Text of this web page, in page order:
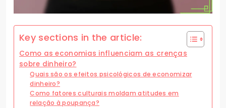
Key sections in the article:
Como as economias influenciam as crenças
sobre dinheiro?
Quais são os efeitos psicológicos de economizar
dinheiro?
Como fatores culturais moldam atitudes em
relação à poupança?